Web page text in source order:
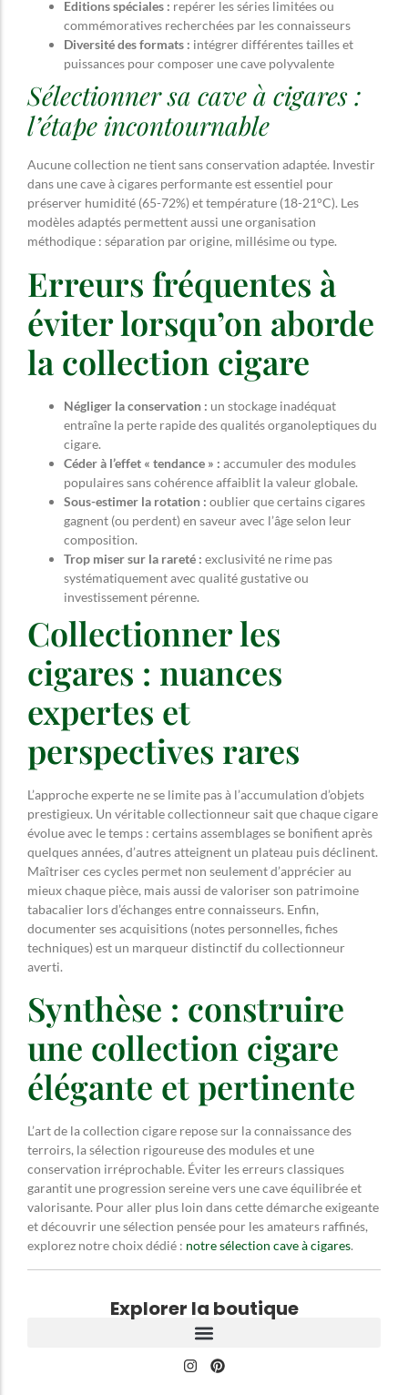
Editions spéciales : repérer les séries limitées ou
commémoratives recherchées par les connaisseurs
Diversité des formats : intégrer différentes tailles et
puissances pour composer une cave polyvalente
Sélectionner sa cave à cigares :
l’étape incontournable
Aucune collection ne tient sans conservation adaptée. Investir
dans une cave à cigares performante est essentiel pour
préserver humidité (65-72%) et température (18-21°C). Les
modèles adaptés permettent aussi une organisation
méthodique : séparation par origine, millésime ou type.
Erreurs fréquentes à
éviter lorsqu’on aborde
la collection cigare
Négliger la conservation : un stockage inadéquat
entraîne la perte rapide des qualités organoleptiques du
cigare.
Céder à l’effet « tendance » : accumuler des modules
populaires sans cohérence affaiblit la valeur globale.
Sous-estimer la rotation : oublier que certains cigares
gagnent (ou perdent) en saveur avec l’âge selon leur
composition.
Trop miser sur la rareté : exclusivité ne rime pas
systématiquement avec qualité gustative ou
investissement pérenne.
Collectionner les
cigares : nuances
expertes et
perspectives rares
L’approche experte ne se limite pas à l’accumulation d’objets
prestigieux. Un véritable collectionneur sait que chaque cigare
évolue avec le temps : certains assemblages se bonifient après
quelques années, d’autres atteignent un plateau puis déclinent.
Maîtriser ces cycles permet non seulement d’apprécier au
mieux chaque pièce, mais aussi de valoriser son patrimoine
tabacalier lors d’échanges entre connaisseurs. Enfin,
documenter ses acquisitions (notes personnelles, fiches
techniques) est un marqueur distinctif du collectionneur
averti.
Synthèse : construire
une collection cigare
élégante et pertinente
L’art de la collection cigare repose sur la connaissance des
terroirs, la sélection rigoureuse des modules et une
conservation irréprochable. Éviter les erreurs classiques
garantit une progression sereine vers une cave équilibrée et
valorisante. Pour aller plus loin dans cette démarche exigeante
et découvrir une sélection pensée pour les amateurs raffinés,
explorez notre choix dédié : notre sélection cave à cigares.
Explorer la boutique